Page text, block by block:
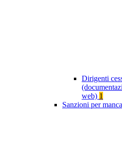
Dirigenti
web) 1
Sanzioni per